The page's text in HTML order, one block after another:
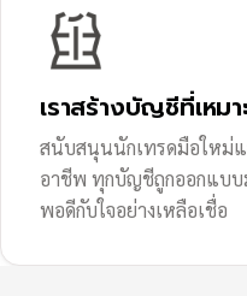
เราสร้างบัญชีที่เหม
สนับสนุนนักเทรดมือใหม่แ
อาชีพ ทุกบัญชีถูกออกแบบ
พอดีกับใจอย่างเหลือเชื่อ